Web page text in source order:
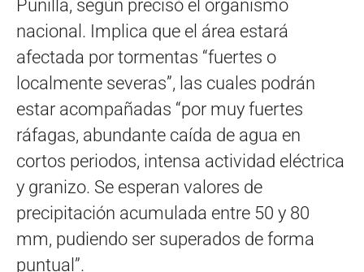
Punilla, según precisó el organismo
nacional. Implica que el área estará
afectada por tormentas “fuertes o
localmente severas”, las cuales podrán
estar acompañadas “por muy fuertes
ráfagas, abundante caída de agua en
cortos periodos, intensa actividad eléctrica
y granizo. Se esperan valores de
precipitación acumulada entre 50 y 80
mm, pudiendo ser superados de forma
puntual”.